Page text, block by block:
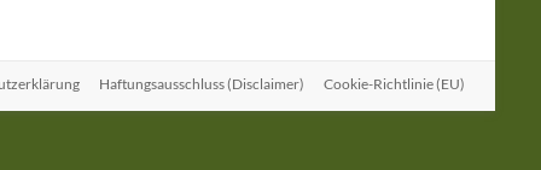
Haftungsausschluss (Disclaimer) Cookie-Richtlinie (EU)